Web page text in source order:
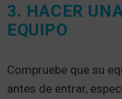
3. HACER
EQUIPO
Compruebe que su
antes de entrar,